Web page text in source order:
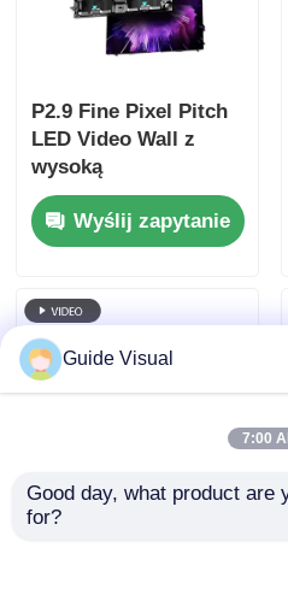
P2.9 Fine Pixel Pitch
LED Video Wall z
wysoką
częstotliwością
odświeżania 7680Hz i
podwójnym
wsparciem sygnału
dla wydarzeń
scenicznych
Wyślij zapytanie
Guide Visual
7:00
Good day, what product are
for?